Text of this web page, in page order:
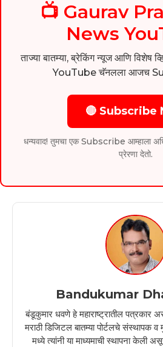
📺 Gaurav
News
ताज्या बातम्या, ब्रेकिंग न्यूज आणि विशेष
YouTube चॅनलला आजच
🔴 Subscribe
धन्यवाद! तुमचा एक Subscribe आम्हाला
प्रेरणा देतो.
Bandukumar
बंडूकुमार धवणे हे महाराष्ट्रातील पत्रकार
मराठी डिजिटल बातम्या पोर्टलचे
मध्ये त्यांनी या माध्यमाची स्थापना केली असून